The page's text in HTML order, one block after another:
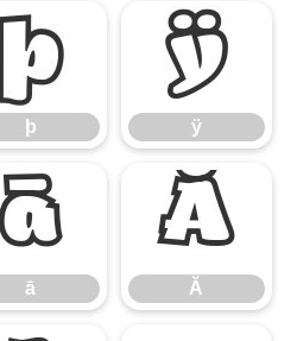
þ
þ
ÿ
ÿ
ā
ā
Ă
Ă